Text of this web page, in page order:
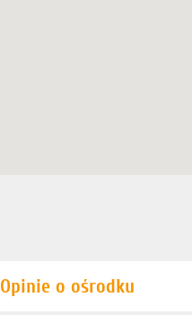
Opinie o ośrodku